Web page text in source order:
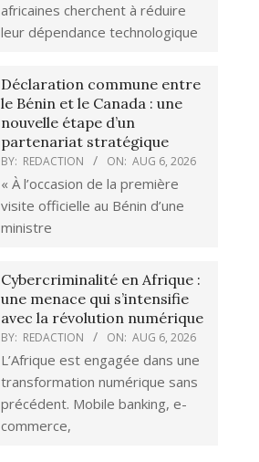
africaines cherchent à réduire
leur dépendance technologique
Déclaration commune entre
le Bénin et le Canada : une
nouvelle étape d’un
partenariat stratégique
BY: REDACTION ON: AUG 6, 2026
« À l’occasion de la première
visite officielle au Bénin d’une
ministre
Cybercriminalité en Afrique :
une menace qui s’intensifie
avec la révolution numérique
BY: REDACTION ON: AUG 6, 2026
L’Afrique est engagée dans une
transformation numérique sans
précédent. Mobile banking, e-
commerce,